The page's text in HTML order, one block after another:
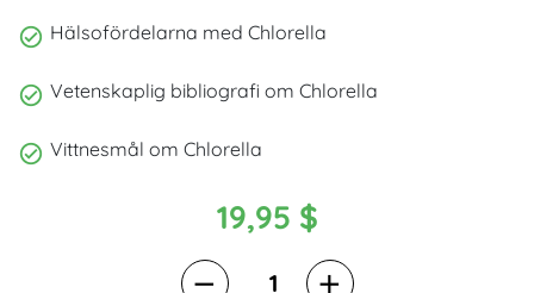
Hälsofördelarna med Chlorella
Vetenskaplig bibliografi om Chlorella
Vittnesmål om Chlorella
19,95 $